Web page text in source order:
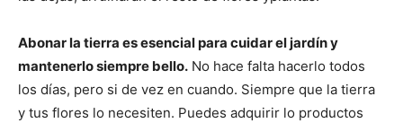
Abonar la tierra es esencial para cuidar el jardín y
mantenerlo siempre bello. No hace falta hacerlo todos
los días, pero si de vez en cuando. Siempre que la tierra
y tus flores lo necesiten. Puedes adquirir lo productos